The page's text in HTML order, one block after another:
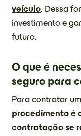
veículo. Dessa
investimento e
futuro.
O que é
seguro para
Para contratar
procedimento é
contratação se